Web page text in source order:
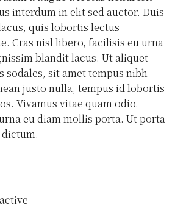
interdum in elit sed auctor. Duis
quis lobortis lectus
Cras nisl libero, facilisis eu urna
blandit lacus. Ut aliquet
sodales, sit amet tempus nibh
justo nulla, tempus id lobortis
Vivamus vitae quam odio.
eu diam mollis porta. Ut porta